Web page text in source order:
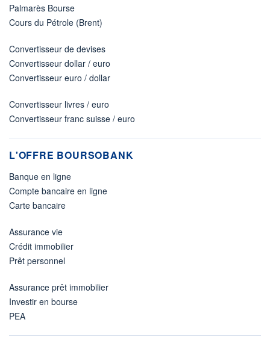
Palmarès Bourse
Cours du Pétrole (Brent)
Convertisseur de devises
Convertisseur dollar / euro
Convertisseur euro / dollar
Convertisseur livres / euro
Convertisseur franc suisse / euro
L'OFFRE BOURSOBANK
Banque en ligne
Compte bancaire en ligne
Carte bancaire
Assurance vie
Crédit immobilier
Prêt personnel
Assurance prêt immobilier
Investir en bourse
PEA